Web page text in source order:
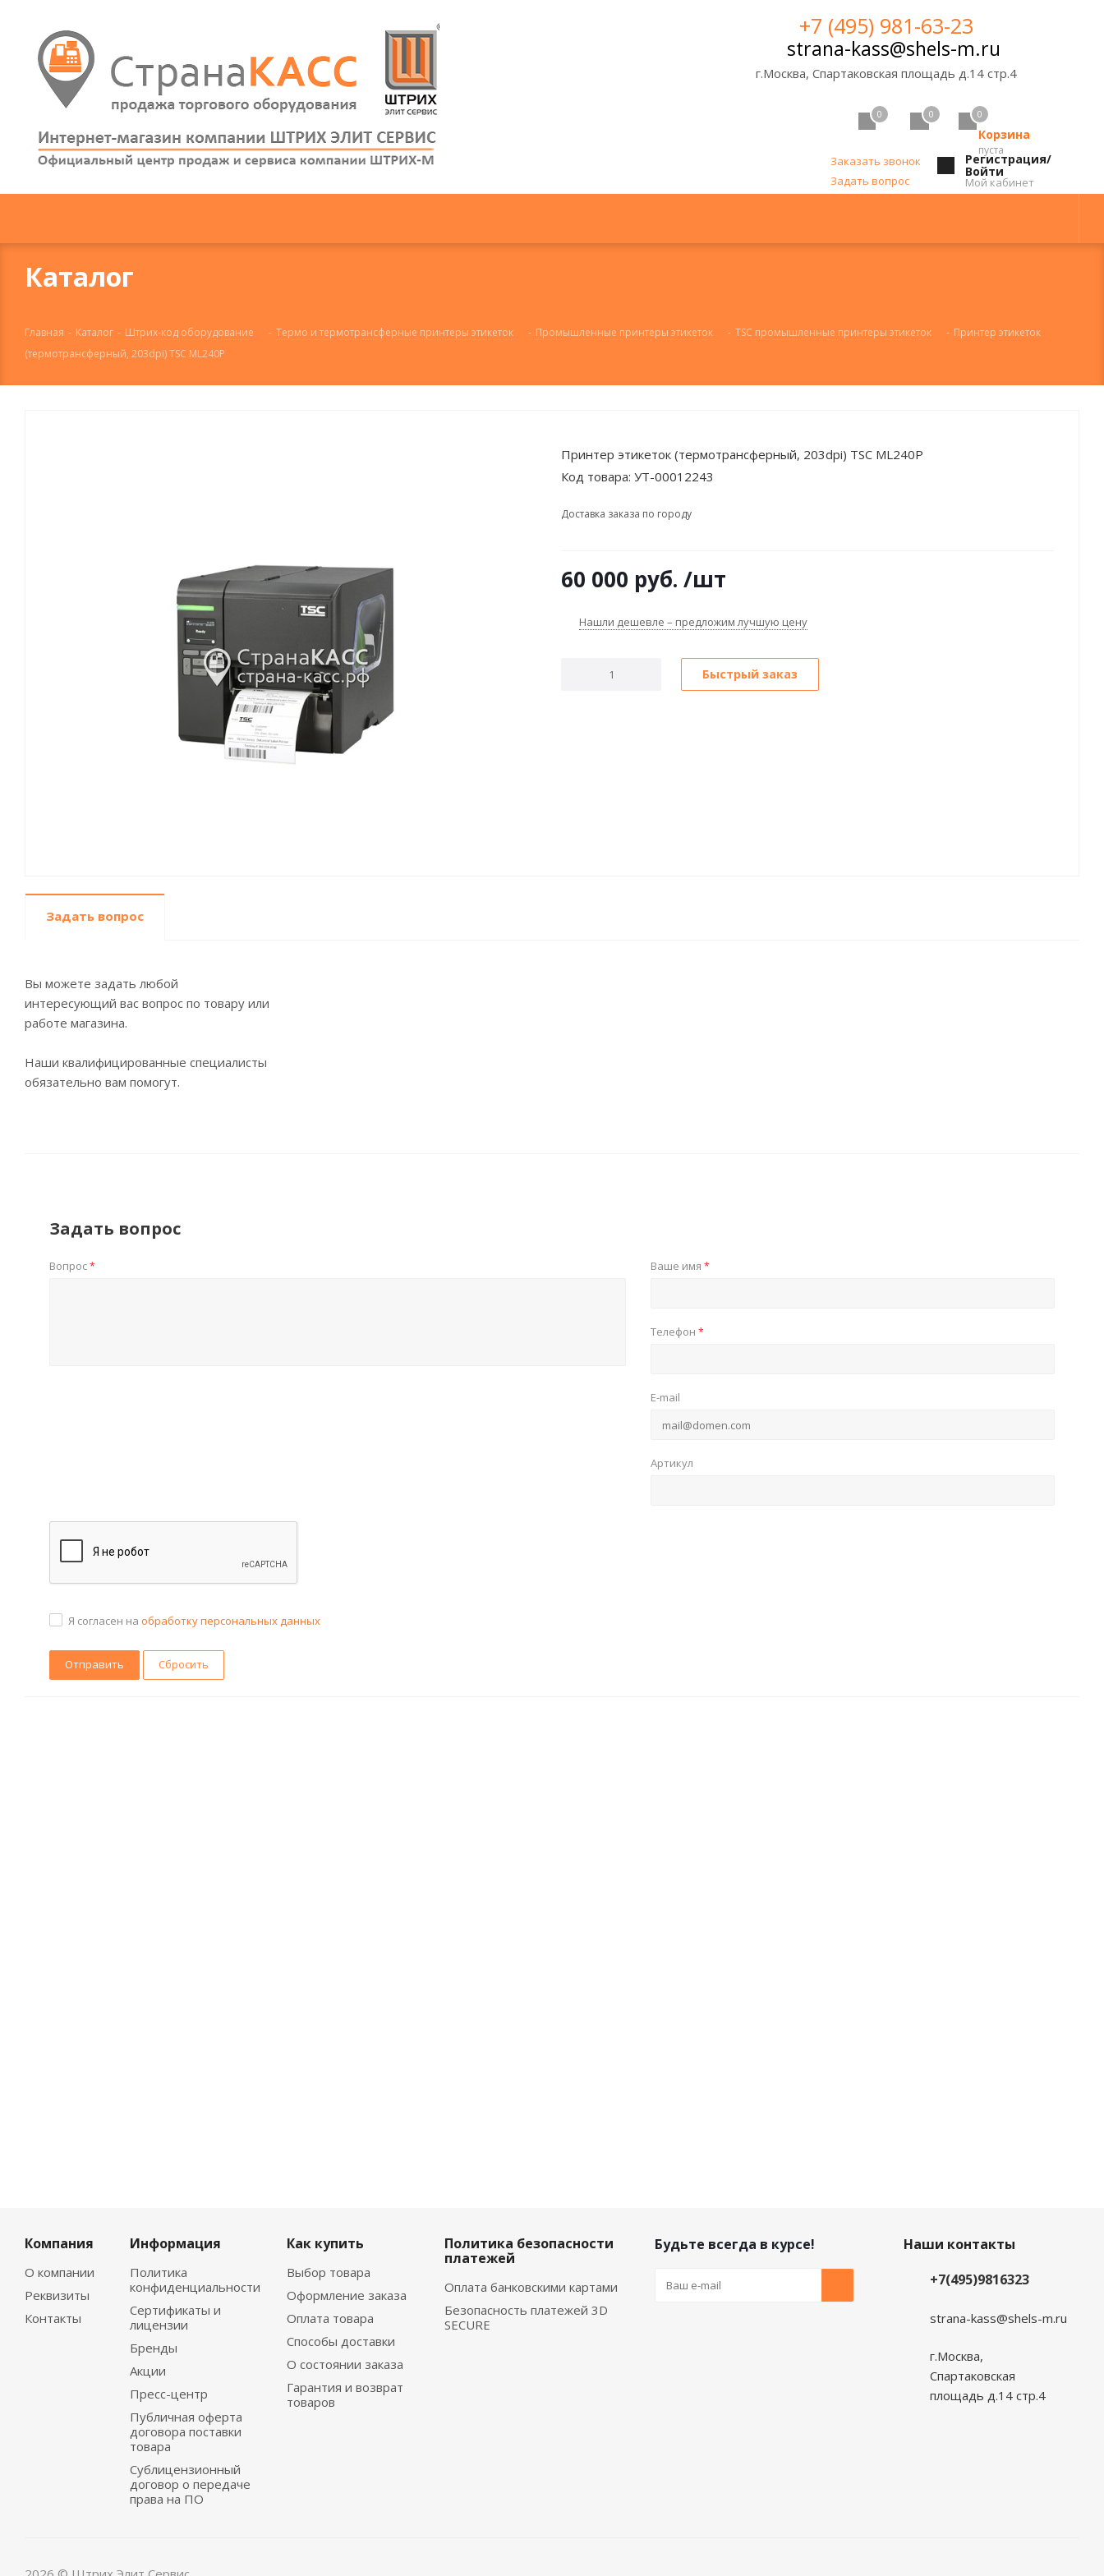
+7 (495) 981-63-23
strana-kass@shels-m.ru
г.Москва, Спартаковская площадь д.14 стр.4
0 0
Корзина
пуста
0
Регистрация/
Войти
Мой кабинет
Заказать звонок
Задать вопрос
Каталог
Главная - Каталог - Штрих-код оборудование - Термо и термотрансферные принтеры этикеток - Промышленные принтеры этикеток - TSC промышленные принтеры этикеток - Принтер этикеток
(термотрансферный, 203dpi) TSC ML240P
Принтер этикеток (термотрансферный, 203dpi) TSC ML240P
Код товара: УТ-00012243
Доставка заказа по городу
60 000 руб. /шт
Нашли дешевле – предложим лучшую цену
Быстрый заказ
Задать вопрос
Вы можете задать любой
интересующий вас вопрос по товару или
работе магазина.
Наши квалифицированные специалисты
обязательно вам помогут.
Задать вопрос
Вопрос* Ваше имя *
Телефон *
E-mail
Артикул
Я согласен на обработку персональных данных
Сбросить
Компания
О компании
Реквизиты
Контакты
Информация
Политика
конфиденциальности
Сертификаты и
лицензии
Бренды
Акции
Пресс-центр
Публичная оферта
договора поставки
товара
Сублицензионный
договор о передаче
права на ПО
Как купить
Выбор товара
Оформление заказа
Оплата товара
Способы доставки
О состоянии заказа
Гарантия и возврат
товаров
Политика безопасности
платежей
Оплата банковскими картами
Безопасность платежей 3D
SECURE
Будьте всегда в курсе!
Наши контакты
+7(495)9816323
strana-kass@shels-m.ru
г.Москва,
Спартаковская
площадь д.14 стр.4